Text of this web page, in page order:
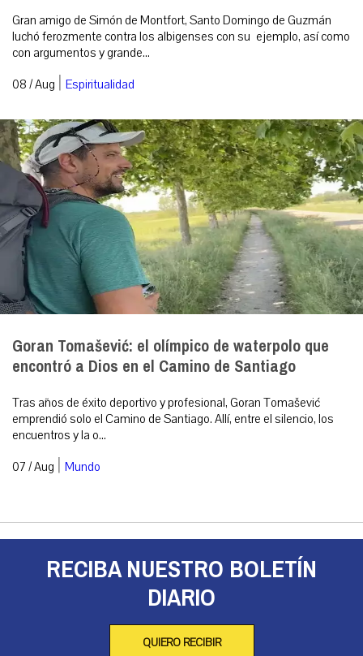
Gran amigo de Simón de Montfort, Santo Domingo de Guzmán
luchó ferozmente contra los albigenses con su ejemplo, así como
con argumentos y grande...
08 / Aug | Espiritualidad
Goran Tomašević: el olímpico de waterpolo que
encontró a Dios en el Camino de Santiago
Tras años de éxito deportivo y profesional, Goran Tomašević
emprendió solo el Camino de Santiago. Allí, entre el silencio, los
encuentros y la o...
07 / Aug | Mundo
RECIBA NUESTRO BOLETÍN
DIARIO
QUIERO RECIBIR